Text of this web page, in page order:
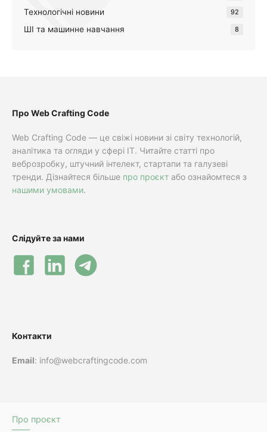
Технологічні новини 92
ШІ та машинне навчання 8
Про Web Crafting Code
Web Crafting Code — це свіжі новини зі світу технологій,
аналітика та огляди у сфері IT. Читайте статті про
веброзробку, штучний інтелект, стартапи та галузеві
тренди. Дізнайтеся більше про проєкт або ознайомтеся з
нашими умовами.
Слідуйте за нами
Контакти
Email: info@webcraftingcode.com
Про проєкт